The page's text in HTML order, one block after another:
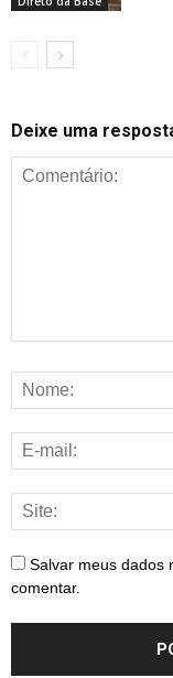
Deixe uma
Salvar meus dados
comentar.